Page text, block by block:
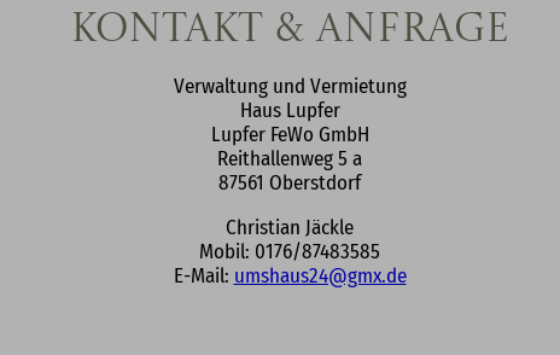
Kontakt & Anfrage
Verwaltung und Vermietung
Haus Lupfer
Lupfer FeWo GmbH
Reithallenweg 5 a
87561 Oberstdorf
Christian Jäckle
Mobil: 0176/87483585
E-Mail: umshaus24@gmx.de